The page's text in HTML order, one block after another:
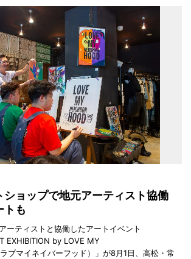
ショップで地元アーティスト協働
も
ーティストと協働したアートイベント
EXHIBITION by LOVE MY
ブマイネイバーフッド）」が8月1日、高松・常